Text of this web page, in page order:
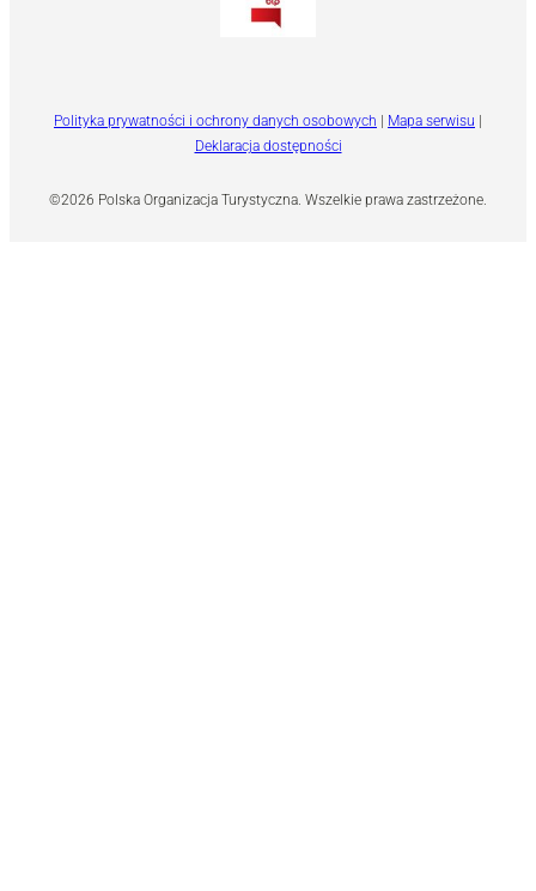
©2026 Polska Organizacja Turystyczna. Wszelkie prawa zastrzeżone.
Polityka prywatności i ochrony danych osobowych | Mapa serwisu |
Deklaracja dostępności